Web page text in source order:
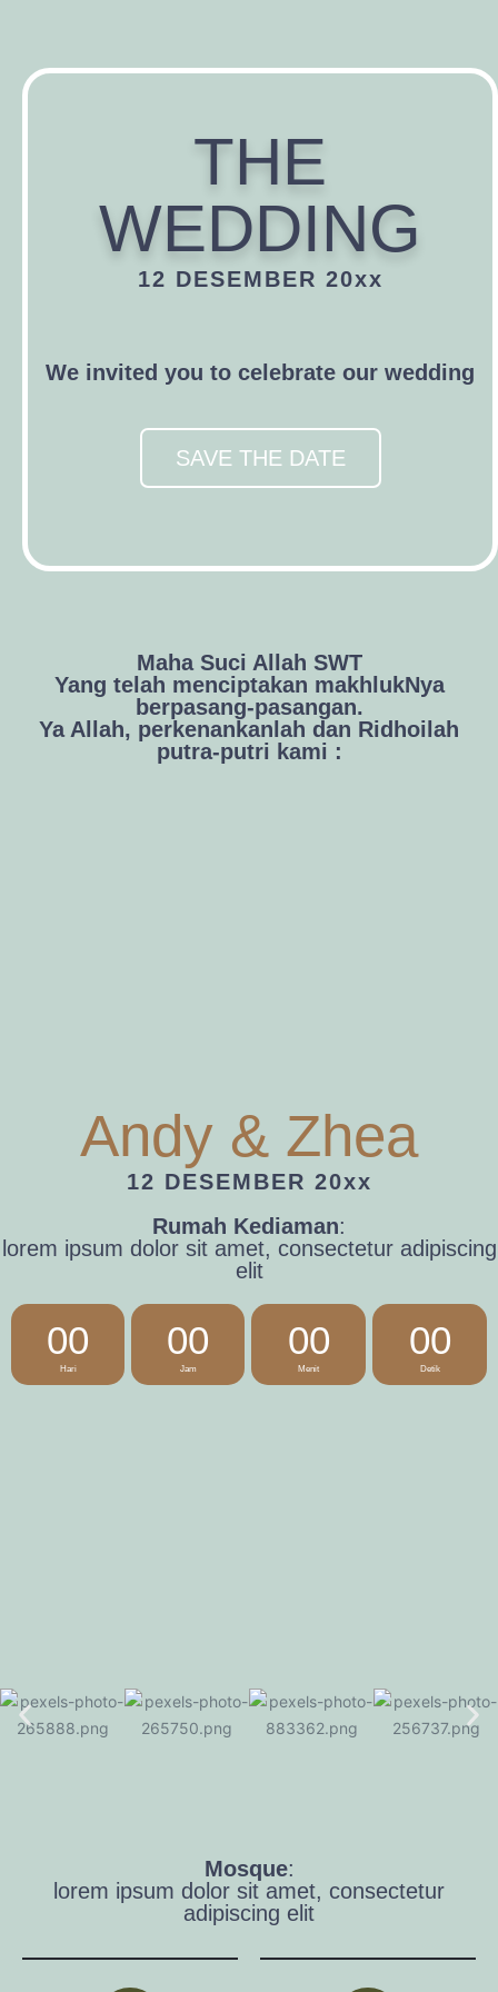
THE
WEDDING
12 DESEMBER 20xx
We invited you to celebrate our wedding
SAVE THE DATE
Maha Suci Allah SWT
Yang telah menciptakan makhlukNya
berpasang-pasangan.
Ya Allah, perkenankanlah dan Ridhoilah
putra-putri kami :
Andy & Zhea
12 DESEMBER 20xx
Rumah Kediaman:
lorem ipsum dolor sit amet, consectetur adipiscing
elit
00
Hari
00
Jam
00
Menit
00
Detik
Mosque:
lorem ipsum dolor sit amet, consectetur
adipiscing elit